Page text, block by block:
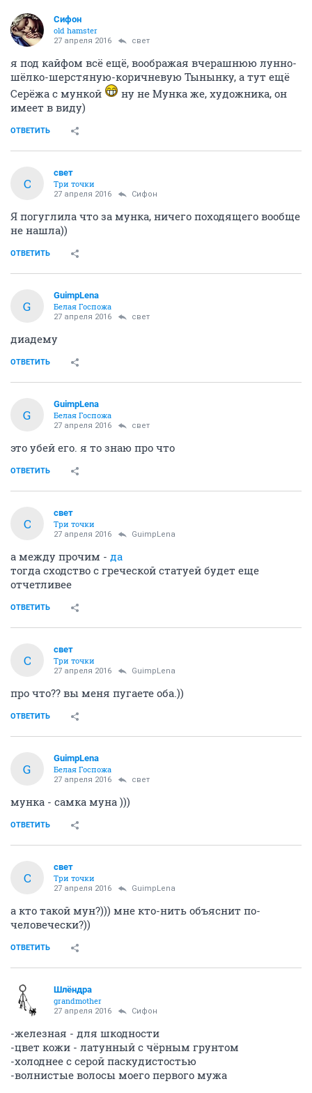
Сифон
old hamster
27 апреля 2016 свет
я под кайфом всё ещё, воображая вчерашнюю лунно-
шёлко-шерстяную-коричневую Тынынку, а тут ещё
Серёжа с мункой
ну не Мунка же, художника, он
имеет в виду)
ОТВЕТИТЬ
С
свет
Три точки
27 апреля 2016 Сифон
Я погуглила что за мунка, ничего походящего вообще
не нашла))
ОТВЕТИТЬ
G
GuimpLena
Белая Госпожа
27 апреля 2016 свет
диадему
ОТВЕТИТЬ
G
GuimpLena
Белая Госпожа
27 апреля 2016 свет
это убей его. я то знаю про что
ОТВЕТИТЬ
С
свет
Три точки
27 апреля 2016 GuimpLena
а между прочим - да
тогда сходство с греческой статуей будет еще
отчетливее
ОТВЕТИТЬ
С
свет
Три точки
27 апреля 2016 GuimpLena
про что?? вы меня пугаете оба.))
ОТВЕТИТЬ
G
GuimpLena
Белая Госпожа
27 апреля 2016 свет
мунка - самка муна )))
ОТВЕТИТЬ
С
свет
Три точки
27 апреля 2016 GuimpLena
а кто такой мун?))) мне кто-нить объяснит по-
человечески?))
ОТВЕТИТЬ
Шлёндра
grandmother
27 апреля 2016 Сифон
-железная - для шкодности
-цвет кожи - латунный с чёрным грунтом
-холоднее с серой паскудистостью
-волнистые волосы моего первого мужа